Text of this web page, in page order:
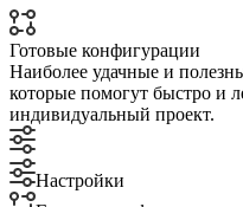
Готовые конфигурации
Наиболее удачные и
которые помогут быстро и
индивидуальный проект.
Настройки